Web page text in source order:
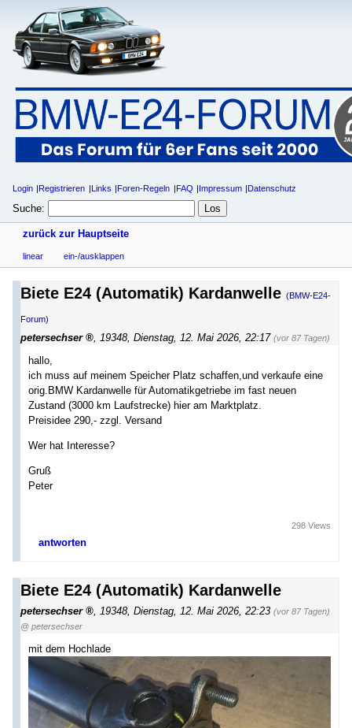
Login Registrieren Links Foren-Regeln FAQ Impressum Datenschutz
Suche:
zurück zur Hauptseite
linear ein-/ausklappen
Biete E24 (Automatik) Kardanwelle (BMW-E24-
Forum)
petersechser 19348 Dienstag, 12. Mai 2026, 22:17 (vor 87 Tagen)
hallo,
ich muss auf meinem Speicher Platz schaffen,und verkaufe eine
orig.BMW Kardanwelle für Automatikgetriebe im fast neuen
Zustand (3000 km Laufstrecke) hier am Marktplatz.
Preisidee 290,- zzgl. Versand
Wer hat Interesse?
Gruß
Peter
antworten
298 Views
Biete E24 (Automatik) Kardanwelle
petersechser 19348 Dienstag, 12. Mai 2026, 22:23 (vor 87 Tagen)
@ petersechser
mit dem Hochlade